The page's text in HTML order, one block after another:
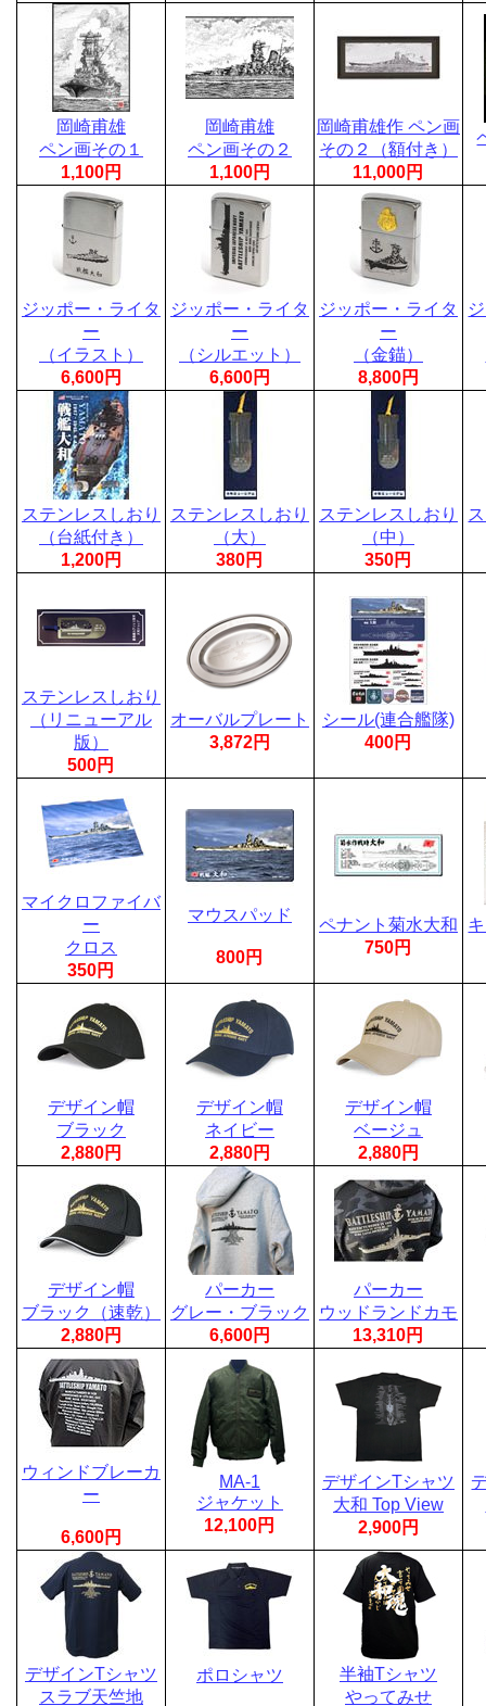
岡崎甫雄
ペン画その１
1,100円
岡崎甫雄
ペン画その２
1,100円
岡崎甫雄作 ペン画
その２（額付き）
11,000円
ジッポー・ライタ
ー
（イラスト）
6,600円
ジッポー・ライタ
ー
（シルエット）
6,600円
ジッポー・ライタ
ー
（金錨）
8,800円
ステンレスしおり
（台紙付き）
1,200円
ステンレスしおり
（大）
380円
ステンレスしおり
（中）
350円
ステンレスしおり
（リニューアル
版）
500円
オーバルプレート
3,872円
シール(連合艦隊)
400円
マイクロファイバ
ー
クロス
350円
マウスパッド
800円
ペナント菊水大和
750円
デザイン帽
ブラック
2,880円
デザイン帽
ネイビー
2,880円
デザイン帽
ベージュ
2,880円
デザイン帽
ブラック（速乾）
2,880円
パーカー
グレー・ブラック
6,600円
パーカー
ウッドランドカモ
13,310円
ウィンドブレーカ
ー
6,600円
MA-1
ジャケット
12,100円
デザインTシャツ
大和 Top View
2,900円
デザインTシャツ
スラブ天竺地
ポロシャツ
半袖Tシャツ
やってみせ